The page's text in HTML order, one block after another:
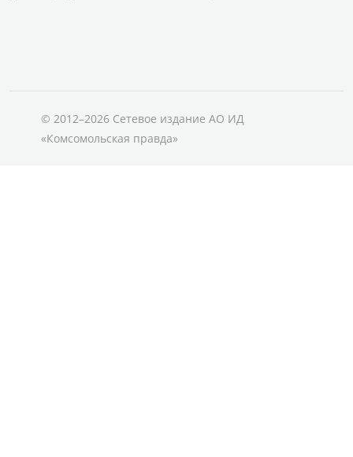
© 2012–2026 Сетевое издание АО ИД
«Комсомольская правда»